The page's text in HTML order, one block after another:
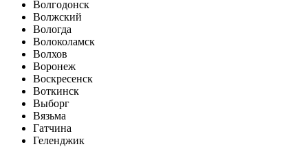
Волгодонск
Волжский
Вологда
Волоколамск
Волхов
Воронеж
Воскресенск
Воткинск
Выборг
Вязьма
Гатчина
Геленджик